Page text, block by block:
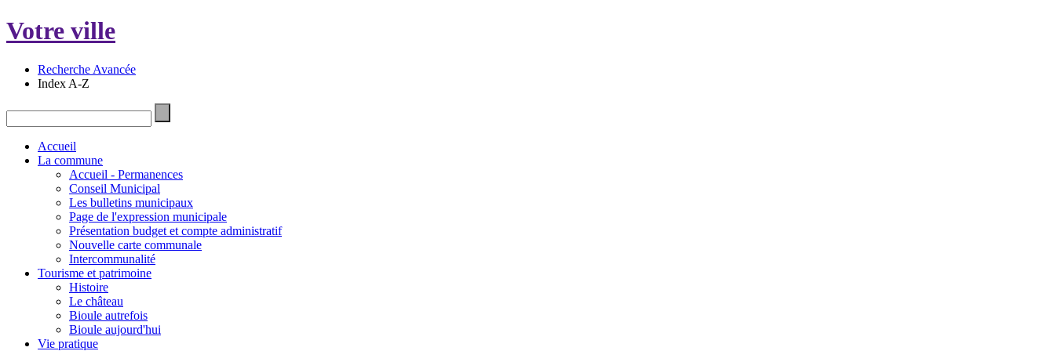
Votre ville
Recherche Avancée
Index A-Z
Accueil
La commune
Accueil - Permanences
Conseil Municipal
Les bulletins municipaux
Page de l'expression municipale
Présentation budget et compte administratif
Nouvelle carte communale
Intercommunalité
Tourisme et patrimoine
Histoire
Le château
Bioule autrefois
Bioule aujourd'hui
Vie pratique